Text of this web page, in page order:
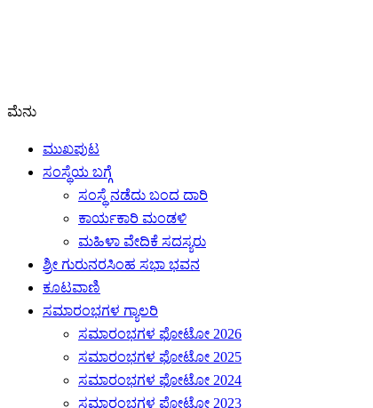
ಮೆನು
ಮುಖಪುಟ
ಸಂಸ್ಥೆಯ ಬಗ್ಗೆ
ಸಂಸ್ಥೆ ನಡೆದು ಬಂದ ದಾರಿ
ಕಾರ್ಯಕಾರಿ ಮಂಡಳಿ
ಮಹಿಳಾ ವೇದಿಕೆ ಸದಸ್ಯರು
ಶ್ರೀ ಗುರುನರಸಿಂಹ ಸಭಾ ಭವನ
ಕೂಟವಾಣಿ
ಸಮಾರಂಭಗಳ ಗ್ಯಾಲರಿ
ಸಮಾರಂಭಗಳ ಫೋಟೋ 2026
ಸಮಾರಂಭಗಳ ಫೋಟೋ 2025
ಸಮಾರಂಭಗಳ ಫೋಟೋ 2024
ಸಮಾರಂಭಗಳ ಫೋಟೋ 2023